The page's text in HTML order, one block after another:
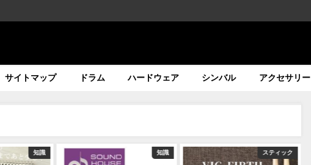
サイトマップ ドラム ハードウェア シンバル アクセサリー
知識 知識 スティック